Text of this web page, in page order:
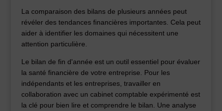
La comparaison des bilans de plusieurs années peut
révéler des tendances financières importantes. Cela peut
aider à identifier les domaines qui nécessitent une
attention particulière.
Le bilan de fin d'année est un outil essentiel pour évaluer
la santé financière de votre entreprise. Pour les
indépendants et les entreprises, travailler en
collaboration avec un cabinet comptable expérimenté est
la clé pour bien lire et comprendre le bilan. Une analyse